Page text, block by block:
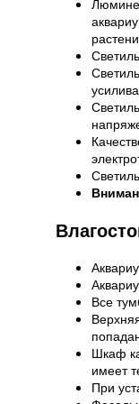
Все
Шкаф
имеет
При